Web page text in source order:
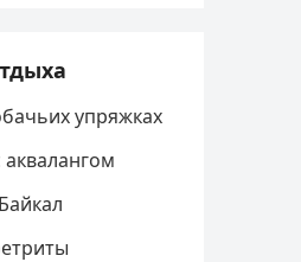
упряжках